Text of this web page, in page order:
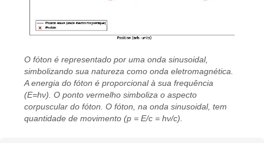
O fóton é representado por uma onda sinusoidal,
simbolizando sua natureza como onda eletromagnética.
A energia do fóton é proporcional à sua frequência
(E=hν). O ponto vermelho simboliza o aspecto
corpuscular do fóton. O fóton, na onda sinusoidal, tem
quantidade de movimento (p = E/c = hν/c).